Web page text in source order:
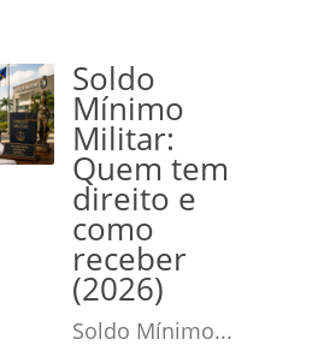
Soldo
Mínimo
Militar:
Quem tem
direito e
como
receber
(2026)
Soldo Mínimo...